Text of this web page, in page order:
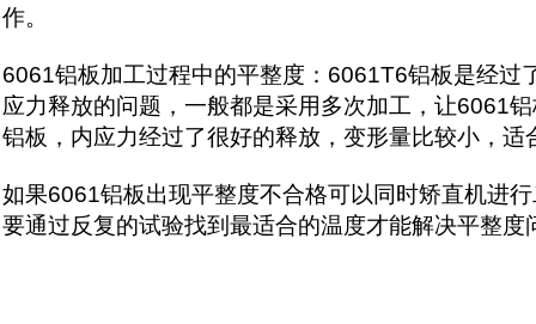
作。
6061铝板加工过程中的平整度：6061T6铝板是经
应力释放的问题，一般都是采用多次加工，让6061
铝板，内应力经过了很好的释放，变形量比较小，适
如果6061铝板出现平整度不合格可以同时矫直机进
要通过反复的试验找到最适合的温度才能解决平整度